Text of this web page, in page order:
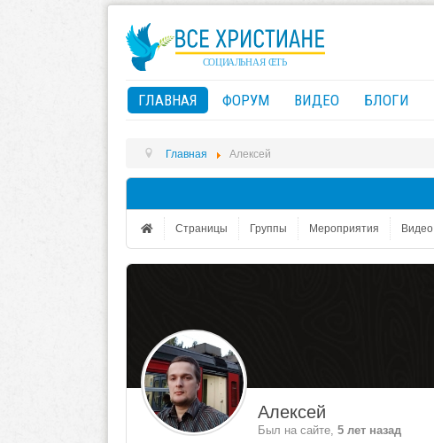
ГЛАВНАЯ ФОРУМ ВИДЕО БЛОГИ
Главная Алексей
Страницы Группы Мероприятия Видео
Алексей
Был на сайте, 5 лет назад